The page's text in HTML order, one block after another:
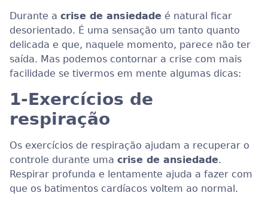
Durante a crise de ansiedade é natural ficar
desorientado. É uma sensação um tanto quanto
delicada e que, naquele momento, parece não ter
saída. Mas podemos contornar a crise com mais
facilidade se tivermos em mente algumas dicas:
1-Exercícios de
respiração
Os exercícios de respiração ajudam a recuperar o
controle durante uma crise de ansiedade.
Respirar profunda e lentamente ajuda a fazer com
que os batimentos cardíacos voltem ao normal.